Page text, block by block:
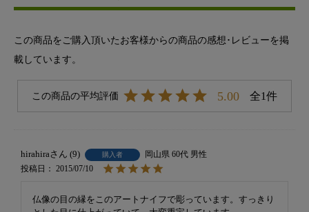
この商品をご購入頂いたお客様からの商品の感想･レビューを掲
載しています。
5.00 1
hirahira 9 購入者 岡山県 60代 男性
投稿日
2015/07/10
仏像の目の縁をこのアートナイフで彫っています。すっきり